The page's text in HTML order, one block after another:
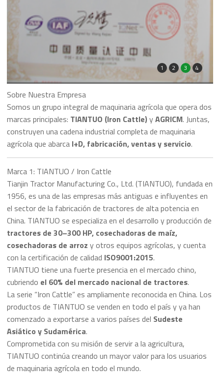
4
3
2
1
Sobre Nuestra Empresa
Somos un grupo integral de maquinaria agrícola que opera dos
marcas principales: TIANTUO (Iron Cattle) yAGRICM. Juntas,
construyen una cadena industrial completa de maquinaria
agrícola que abarca I+D, fabricación, ventas y servicio.
Marca 1: TIANTUO / Iron Cattle
Tianjin Tractor Manufacturing Co., Ltd. (TIANTUO), fundada en
1956, es una de las empresas más antiguas e influyentes en
el sector de la fabricación de tractores de alta potencia en
China. TIANTUO se especializa en el desarrollo y producción de
tractores de 30–300 HP, cosechadoras de maíz,
cosechadoras de arroz y otros equipos agrícolas, y cuenta
con la certificación de calidad ISO9001:2015.
TIANTUO tiene una fuerte presencia en el mercado chino,
cubriendo el 60% del mercado nacional de tractores.
La serie “Iron Cattle” es ampliamente reconocida en China. Los
productos de TIANTUO se venden en todo el país y ya han
comenzado a exportarse a varios países del Sudeste
Asiático y Sudamérica.
Comprometida con su misión de servir a la agricultura,
TIANTUO continúa creando un mayor valor para los usuarios
de maquinaria agrícola en todo el mundo.